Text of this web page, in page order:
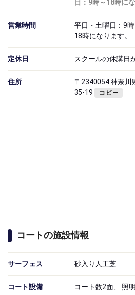
日：9時～18時にな
営業時間
平日・土曜日：9
18時になります。
定休日 スクールの休講日
住所
〒2340054 神奈川
35-19
コピー
コートの施設情報
サーフェス 砂入り人工芝
コート設備 コート数2面、 照